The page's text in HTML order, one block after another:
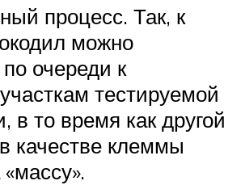
процесс. Так, к
можно
очереди к
тестируемой
в то время как другой
качестве клеммы